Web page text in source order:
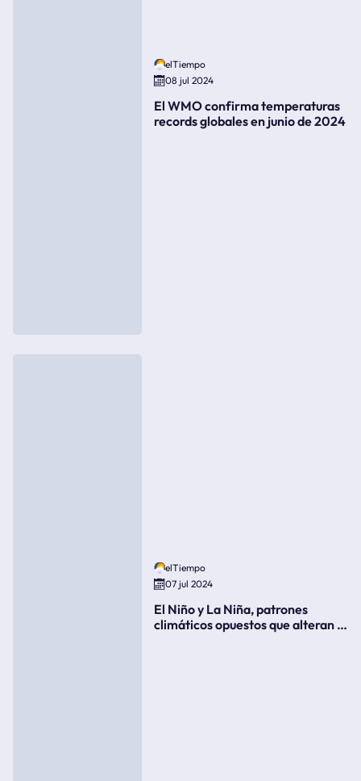
elTiempo
08 jul 2024
El WMO confirma temperaturas
records globales en junio de 2024
elTiempo
07 jul 2024
El Niño y La Niña, patrones
climáticos opuestos que alteran la